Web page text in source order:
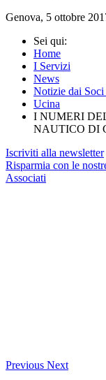
Genova, 5 ottobre
Sei qui:
Home
I Servizi
News
Notizie dai Soci
Ucina
I NUMERI
NAUTICO DI
Iscriviti alla newsletter
Risparmia con le
Associati
Previous Next